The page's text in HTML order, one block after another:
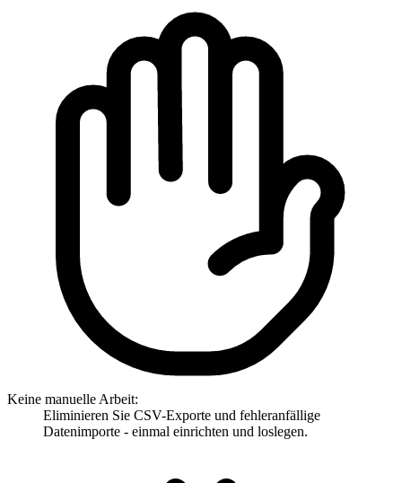
Keine manuelle Arbeit:
Eliminieren Sie CSV-Exporte und fehleranfällige
Datenimporte - einmal einrichten und loslegen.